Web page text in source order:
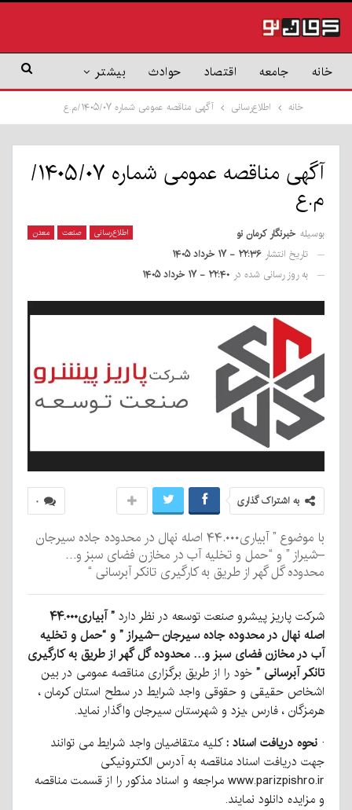
خانه جامعه اقتصاد حوادث بیشتر
خانه اطلاع‌رسانی آگهی مناقصه عمومی شماره ۱۴۰۵/۰۷/م.ع
آگهی مناقصه عمومی شماره ۱۴۰۵/۰۷/
م.ع
اطلاع‌رسانی صنعت معدن بوسیله خبرنگار کرمان نو
تاریخ انتشار ۲۲:۳۶ - ۱۷ خرداد ۱۴۰۵
به روز رسانی شده در ۲۲:۴۰ - ۱۷ خرداد ۱۴۰۵
۰ به اشتراک گذاری
با موضوع ” آبیاری۴۴.۰۰۰ اصله نهال در محدوده جاده سیرجان
–شیراز ” و “حمل و تخلیه آب در مخازن فضای سبز و…
محدوده گل گهر از طریق به کارگیری تانکر آبرسانی “
شرکت پاریز پیشرو صنعت توسعه در نظر دارد
” آبیاری۴۴.۰۰۰
اصله نهال در محدوده جاده سیرجان –شیراز ” و “حمل و تخلیه
آب در مخازن فضای سبز و… محدوده گل گهر از طریق به کارگیری
تانکر آبرسانی ” خود را از طریق برگزاری مناقصه عمومی در بین
اشخاص حقیقی و حقوقی واجد شرایط در سطح استان کرمان ،
هرمزگان ، فارس ،یزد و شهرستان سیرجان واگذار نماید.
· نحوه دریافت اسناد :کلیه متقاضیان واجد شرایط می توانند
جهت دریافت اسناد مناقصه به آدرس الکترونیکی
www.parizpishro.ir مراجعه و اسناد مذکور را از قسمت مناقصه
و مزایده دانلود نمایند.